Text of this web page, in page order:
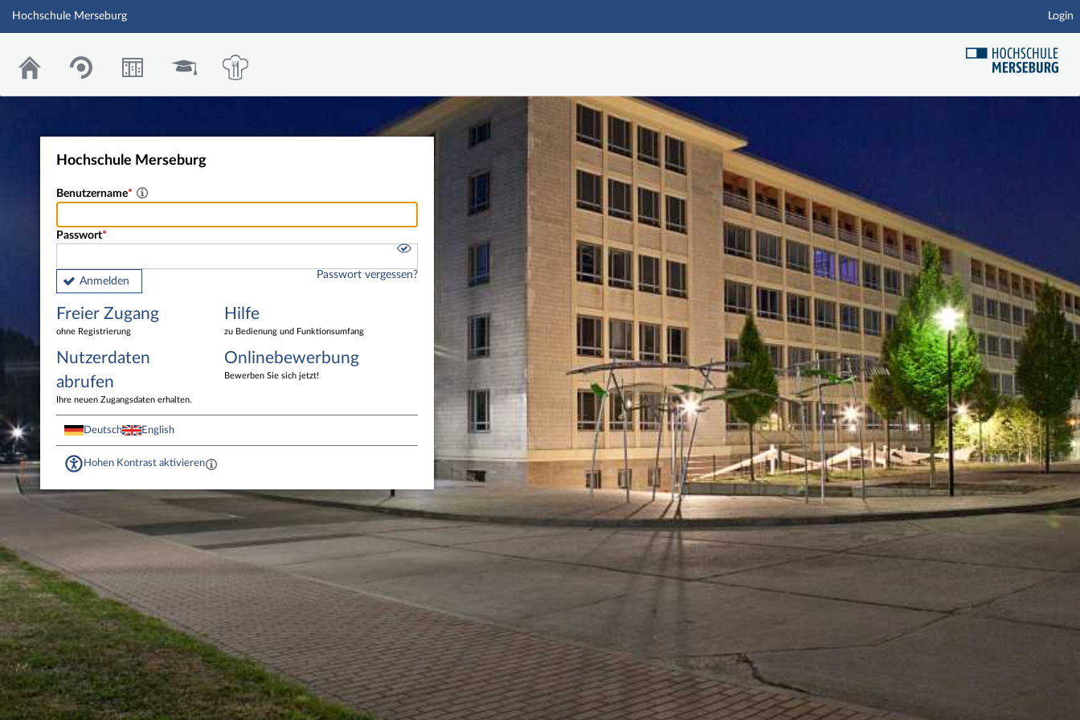
Hauptnavigation
Fußzeile
Hochschule Merseburg Login
Hochschule Merseburg
Benutzername
Passwort
Anmelden
Passwort vergessen?
Freier Zugang
ohne Registrierung
Hilfe
zu Bedienung und Funktionsumfang
Nutzerdaten
abrufen
Ihre neuen Zugangsdaten erhalten.
Onlinebewerbung
Bewerben Sie sich jetzt!
Deutsch English
Hohen Kontrast aktivieren